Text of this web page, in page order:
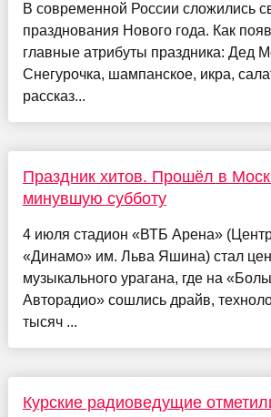
В современной России сложились
празднования Нового года. Как
главные атрибуты праздника: Дед
Снегурочка, шампанское, икра,
рассказ...
Праздник хитов. Прошёл в
минувшую субботу
4 июля стадион «ВТБ Арена»
«Динамо» им. Льва Яшина) стал
музыкального урагана, где на
Авторадио» сошлись драйв,
тысяч ...
Курские радиоведущие